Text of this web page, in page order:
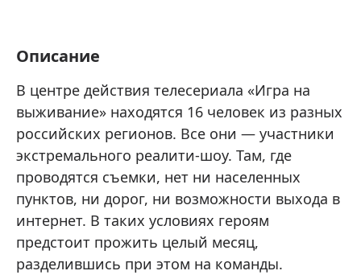
Описание
В центре действия телесериала «Игра на
выживание» находятся 16 человек из разных
российских регионов. Все они — участники
экстремального реалити-шоу. Там, где
проводятся съемки, нет ни населенных
пунктов, ни дорог, ни возможности выхода в
интернет. В таких условиях героям
предстоит прожить целый месяц,
разделившись при этом на команды.